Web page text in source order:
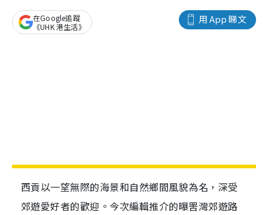
用 App 睇文
在Google追蹤
《UHK 港生活》
西貢以一望無際的海景和自然鄉間風貌為名，深受
郊遊愛好者的歡迎。今次編輯推介的曝罟灣郊遊路